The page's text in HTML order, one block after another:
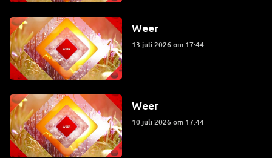
Weer
13 juli 2026 om 17:44
Weer
10 juli 2026 om 17:44